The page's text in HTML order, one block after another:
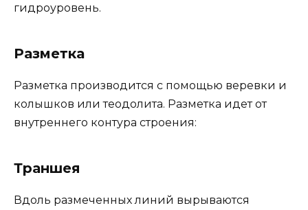
гидроуровень.
Разметка
Разметка производится с помощью веревки и
колышков или теодолита. Разметка идет от
внутреннего контура строения:
Траншея
Вдоль размеченных линий вырываются